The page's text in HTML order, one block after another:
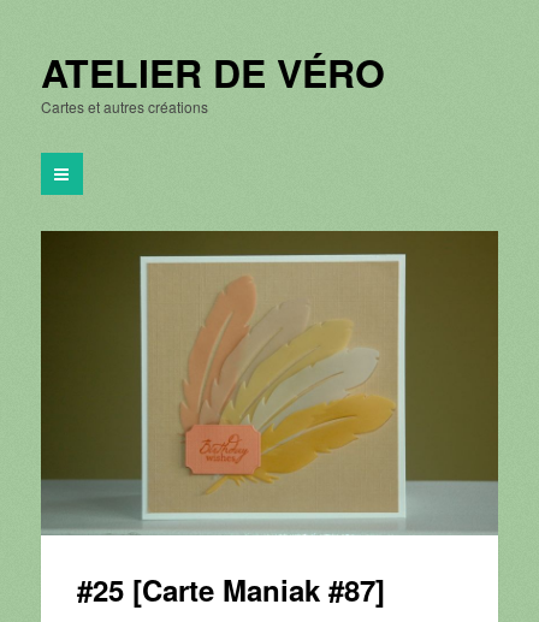
ATELIER DE VÉRO
Cartes et autres créations
#25 [Carte Maniak #87]